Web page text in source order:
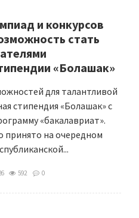
и конкурсов
стать
«Болашак»
для талантливой
стипендия «Болашак» с
«бакалавриат».
на очередном
592 0